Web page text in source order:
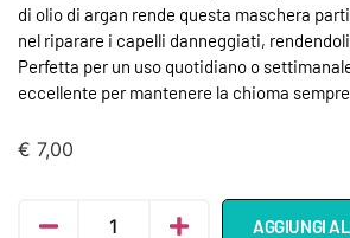
di olio di argan rende questa maschera
nel riparare i capelli danneggiati,
Perfetta per un uso quotidiano o
eccellente per mantenere la chioma
€ 7,00
AGGIUNGI